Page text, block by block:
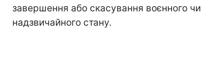
завершення або скасування воєнного чи
надзвичайного стану.